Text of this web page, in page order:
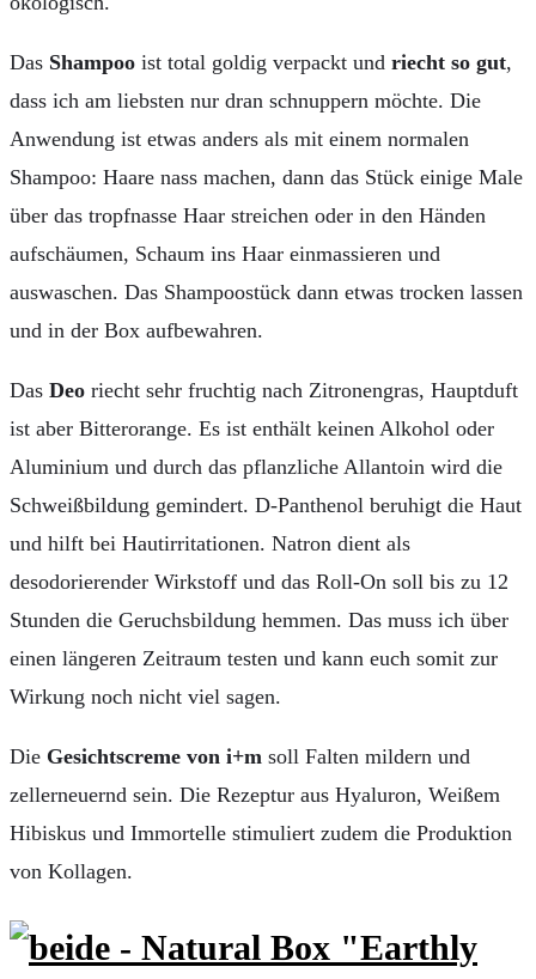
Das Shampoo ist total goldig verpackt und riecht so gut,
dass ich am liebsten nur dran schnuppern möchte. Die
Anwendung ist etwas anders als mit einem normalen
Shampoo: Haare nass machen, dann das Stück einige Male
über das tropfnasse Haar streichen oder in den Händen
aufschäumen, Schaum ins Haar einmassieren und
auswaschen. Das Shampoostück dann etwas trocken lassen
und in der Box aufbewahren.
Das Deo riecht sehr fruchtig nach Zitronengras, Hauptduft
ist aber Bitterorange. Es ist enthält keinen Alkohol oder
Aluminium und durch das pflanzliche Allantoin wird die
Schweißbildung gemindert. D-Panthenol beruhigt die Haut
und hilft bei Hautirritationen. Natron dient als
desodorierender Wirkstoff und das Roll-On soll bis zu 12
Stunden die Geruchsbildung hemmen. Das muss ich über
einen längeren Zeitraum testen und kann euch somit zur
Wirkung noch nicht viel sagen.
Die Gesichtscreme von i+m soll Falten mildern und
zellerneuernd sein. Die Rezeptur aus Hyaluron, Weißem
Hibiskus und Immortelle stimuliert zudem die Produktion
von Kollagen.